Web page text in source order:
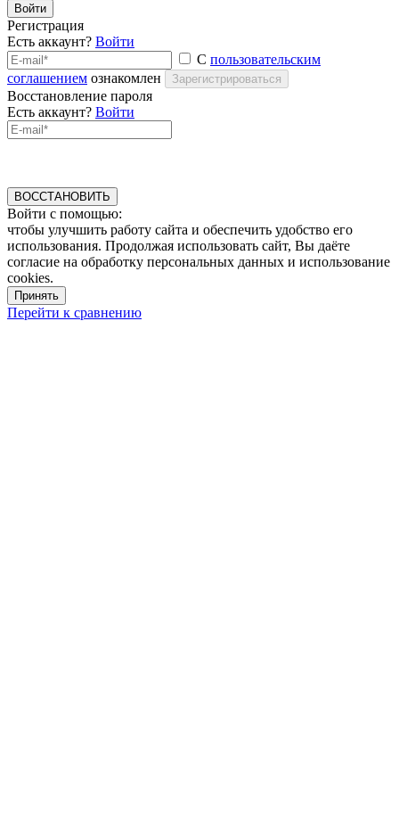
Войти
Регистрация
Есть аккаунт? Войти
С пользовательским
соглашением ознакомлен Зарегистрироваться
Восстановление пароля
Есть аккаунт? Войти
ВОССТАНОВИТЬ
Войти с помощью:
чтобы улучшить работу сайта и обеспечить удобство его
использования. Продолжая использовать сайт, Вы даёте
согласие на обработку персональных данных и использование
cookies.
Принять
Перейти к сравнению